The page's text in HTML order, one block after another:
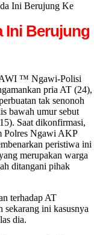
Ini Berujung Ke
Ini Berujung
™ Ngawi-Polisi
pria AT (24),
tak senonoh
bawah umur sebut
Saat dikonfirmasi,
Polres Ngawi AKP
peristiwa ini
merupakan warga
ditangani pihak
terhadap AT
sekarang ini kasusnya
dia.